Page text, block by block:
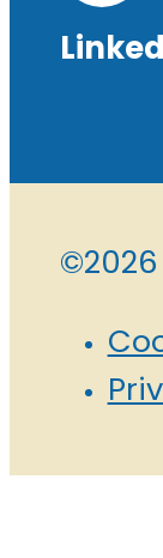
©2026